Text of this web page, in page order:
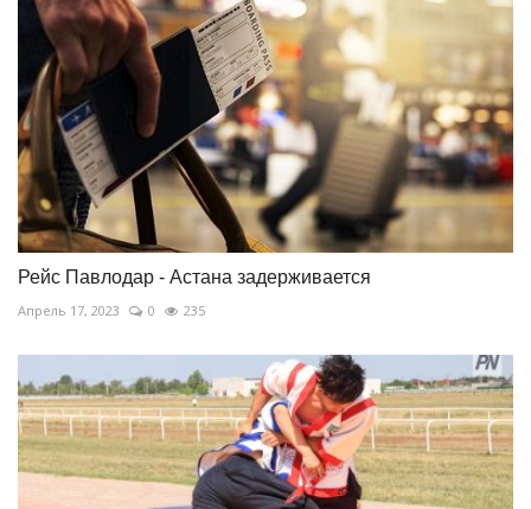
Рейс Павлодар - Астана задерживается
Апрель 17, 2023 0 235